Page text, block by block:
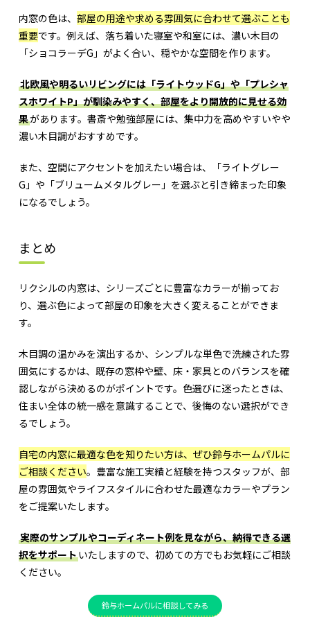
内窓の色は、 部屋の用途や求める雰囲気に合わせて選ぶことも
重要です。例えば、落ち着いた寝室や和室には、濃い木目の
「ショコラーデG」がよく合い、穏やかな空間を作ります。
北欧風や明るいリビングには「ライトウッドG」や「プレシャ
スホワイトP」が馴染みやすく、部屋をより開放的に見せる効
果があります。書斎や勉強部屋には、集中力を高めやすいやや
濃い木目調がおすすめです。
また、空間にアクセントを加えたい場合は、「ライトグレー
G」や「ブリュームメタルグレー」を選ぶと引き締まった印象
になるでしょう。
まとめ
リクシルの内窓は、シリーズごとに豊富なカラーが揃ってお
り、選ぶ色によって部屋の印象を大きく変えることができま
す。
木目調の温かみを演出するか、シンプルな単色で洗練された雰
囲気にするかは、既存の窓枠や壁、床・家具とのバランスを確
認しながら決めるのがポイントです。色選びに迷ったときは、
住まい全体の統一感を意識することで、後悔のない選択ができ
るでしょう。
自宅の内窓に最適な色を知りたい方は、ぜひ鈴与ホームパルに
ご相談ください。豊富な施工実績と経験を持つスタッフが、部
屋の雰囲気やライフスタイルに合わせた最適なカラーやプラン
をご提案いたします。
実際のサンプルやコーディネート例を見ながら、納得できる選
択をサポートいたしますので、初めての方でもお気軽にご相談
ください。
鈴与ホームパルに相談してみる